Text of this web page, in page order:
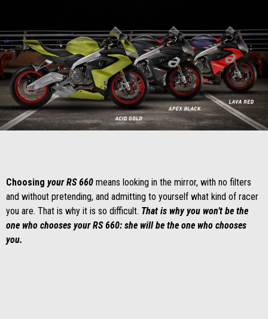
Item
Item
Choosing your RS 660 means looking in the mirror, with no filters
and without pretending, and admitting to yourself what kind of racer
you are. That is why it is so difficult. That is why you won’t be the
one who chooses your RS 660: she will be the one who chooses
you.